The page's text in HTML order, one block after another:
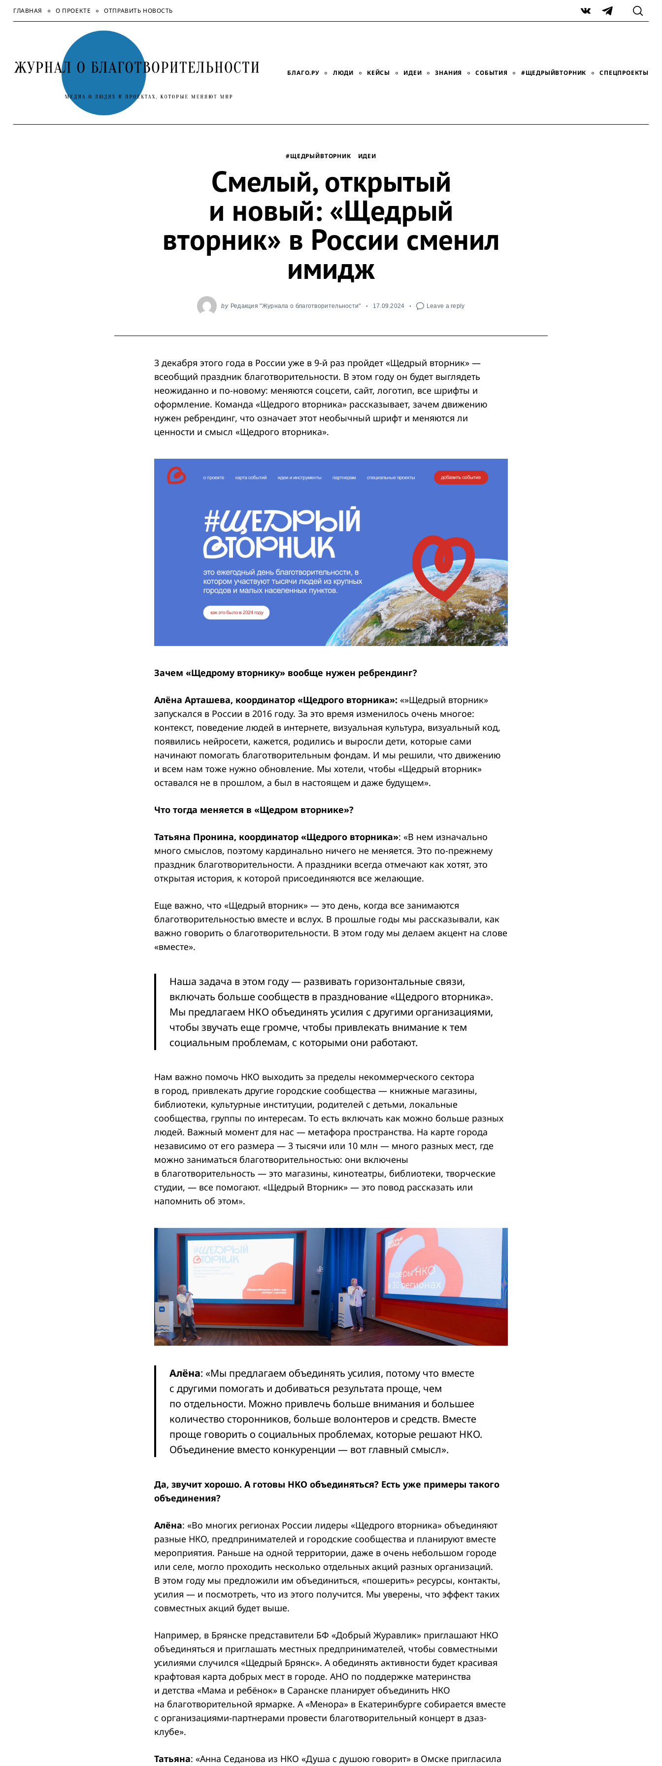
SkipГЛАВНАЯ О ПРОЕКТЕ ОТПРАВИТЬ НОВОСТЬ
VK Telegram
БЛАГО.РУ ЛЮДИ КЕЙСЫ ИДЕИ ЗНАНИЯ СОБЫТИЯ #ЩЕДРЫЙВТОРНИК СПЕЦПРОЕКТЫ
#ЩЕДРЫЙВТОРНИК ИДЕИ
Смелый, открытый
и новый: «Щедрый
вторник» в России сменил
имидж
by Редакция "Журнала о благотворительности" 17.09.2024 Leave a reply
3 декабря этого года в России уже в 9-й раз пройдет «Щедрый вторник» —
всеобщий праздник благотворительности. В этом году он будет выглядеть
неожиданно и по-новому: меняются соцсети, сайт, логотип, все шрифты и
оформление. Команда «Щедрого вторника» рассказывает, зачем движению
нужен ребрендинг, что означает этот необычный шрифт и меняются ли
ценности и смысл «Щедрого вторника».
Зачем «Щедрому вторнику» вообще нужен ребрендинг?
Алёна Арташева, координатор «Щедрого вторника»: «»Щедрый вторник»
запускался в России в 2016 году. За это время изменилось очень многое:
контекст, поведение людей в интернете, визуальная культура, визуальный код,
появились нейросети, кажется, родились и выросли дети, которые сами
начинают помогать благотворительным фондам. И мы решили, что движению
и всем нам тоже нужно обновление. Мы хотели, чтобы «Щедрый вторник»
оставался не в прошлом, а был в настоящем и даже будущем».
Что тогда меняется в «Щедром вторнике»?
Татьяна Пронина, координатор «Щедрого вторника»: «В нем изначально
много смыслов, поэтому кардинально ничего не меняется. Это по-прежнему
праздник благотворительности. А праздники всегда отмечают как хотят, это
открытая история, к которой присоединяются все желающие.
Еще важно, что «Щедрый вторник» — это день, когда все занимаются
благотворительностью вместе и вслух. В прошлые годы мы рассказывали, как
важно говорить о благотворительности. В этом году мы делаем акцент на слове
«вместе».
Наша задача в этом году — развивать горизонтальные связи,
включать больше сообществ в празднование «Щедрого вторника».
Мы предлагаем НКО объединять усилия с другими организациями,
чтобы звучать еще громче, чтобы привлекать внимание к тем
социальным проблемам, с которыми они работают.
Нам важно помочь НКО выходить за пределы некоммерческого сектора
в город, привлекать другие городские сообщества — книжные магазины,
библиотеки, культурные институции, родителей с детьми, локальные
сообщества, группы по интересам. То есть включать как можно больше разных
людей. Важный момент для нас — метафора пространства. На карте города
независимо от его размера — 3 тысячи или 10 млн — много разных мест, где
можно заниматься благотворительностью: они включены
в благотворительность — это магазины, кинотеатры, библиотеки, творческие
студии, — все помогают. «Щедрый Вторник» — это повод рассказать или
напомнить об этом».
Алёна: «Мы предлагаем объединять усилия, потому что вместе
с другими помогать и добиваться результата проще, чем
по отдельности. Можно привлечь больше внимания и большее
количество сторонников, больше волонтеров и средств. Вместе
проще говорить о социальных проблемах, которые решают НКО.
Объединение вместо конкуренции — вот главный смысл».
Да, звучит хорошо. А готовы НКО объединяться? Есть уже примеры такого
объединения?
Алёна: «Во многих регионах России лидеры «Щедрого вторника» объединяют
разные НКО, предпринимателей и городские сообщества и планируют вместе
мероприятия. Раньше на одной территории, даже в очень небольшом городе
или селе, могло проходить несколько отдельных акций разных организаций.
В этом году мы предложили им объединиться, «пошерить» ресурсы, контакты,
усилия — и посмотреть, что из этого получится. Мы уверены, что эффект таких
совместных акций будет выше.
Например, в Брянске представители БФ «Добрый Журавлик» приглашают НКО
объединяться и приглашать местных предпринимателей, чтобы совместными
усилиями случился «Щедрый Брянск». А обединять активности будет красивая
крафтовая карта добрых мест в городе. АНО по поддержке материнства
и детства «Мама и ребёнок» в Саранске планирует объединить НКО
на благотворительной ярмарке. А «Менора» в Екатеринбурге собирается вместе
с организациями-партнерами провести благотворительный концерт в дзаз-
клубе».
Татьяна: «Анна Седанова из НКО «Душа с душою говорит» в Омске пригласила